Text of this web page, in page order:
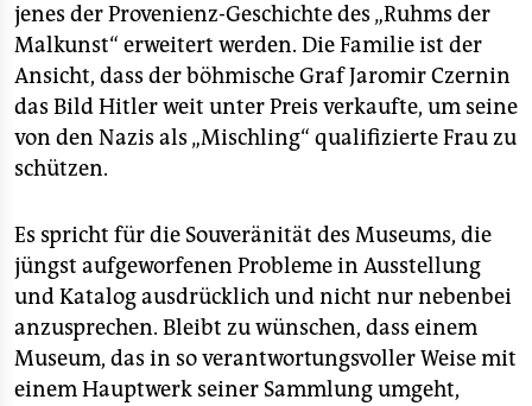
jenes der Provenienz-Geschichte des „Ruhms der
Malkunst“ erweitert werden. Die Familie ist der
Ansicht, dass der böhmische Graf Jaromir Czernin
das Bild Hitler weit unter Preis verkaufte, um seine
von den Nazis als „Mischling“ qualifizierte Frau zu
schützen.
Es spricht für die Souveränität des Museums, die
jüngst aufgeworfenen Probleme in Ausstellung
und Katalog ausdrücklich und nicht nur nebenbei
anzusprechen. Bleibt zu wünschen, dass einem
Museum, das in so verantwortungsvoller Weise mit
einem Hauptwerk seiner Sammlung umgeht,